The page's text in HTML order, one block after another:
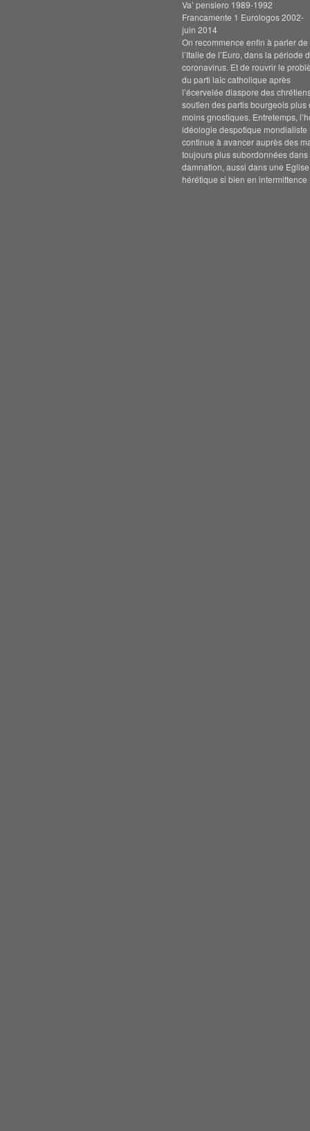
Va’ pensiero 1989-1992
Francamente 1 Eurologos 2002-
juin 2014
On recommence enfin à parler de
l’Italie de l’Euro, dans la période
coronavirus. Et de rouvrir le
du parti laïc catholique après
l’écervelée diaspore des
soutien des partis bourgeois plus
moins gnostiques. Entretemps,
idéologie despotique mondialiste
continue à avancer auprès des
toujours plus subordonnées dans
damnation, aussi dans une Eglise
hérétique si bien en intermittence